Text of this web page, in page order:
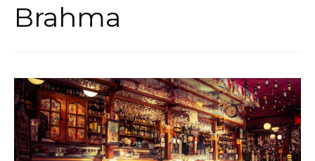
Bierboxen & Sets
Biere A-Z
Biere der Welt
Brahma